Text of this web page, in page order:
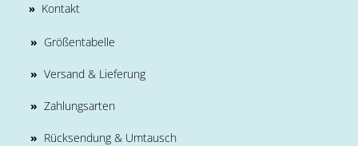
» Kontakt
» Größentabelle
» Versand & Lieferung
» Zahlungsarten
» Rücksendung & Umtausch